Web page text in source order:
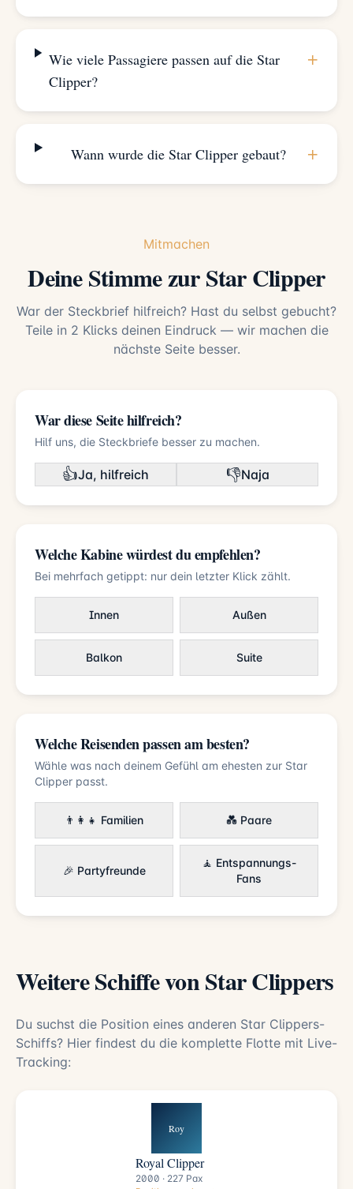
Wie viele Passagiere passen auf die Star
Clipper?
+
Wann wurde die Star Clipper gebaut? +
Mitmachen
Deine Stimme zur Star Clipper
War der Steckbrief hilfreich? Hast du selbst gebucht?
Teile in 2 Klicks deinen Eindruck — wir machen die
nächste Seite besser.
War diese Seite hilfreich?
Hilf uns, die Steckbriefe besser zu machen.
👍Ja, hilfreich 👎Naja
Welche Kabine würdest du empfehlen?
Bei mehrfach getippt: nur dein letzter Klick zählt.
Innen Außen
Balkon Suite
Welche Reisenden passen am besten?
Wähle was nach deinem Gefühl am ehesten zur Star
Clipper passt.
👨‍👩‍👧 Familien 💑 Paare
🎉 Partyfreunde
🧘 Entspannungs-
Fans
Weitere Schiffe von Star Clippers
Du suchst die Position eines anderen Star Clippers-
Schiffs? Hier findest du die komplette Flotte mit Live-
Tracking:
Roy
Royal Clipper
2000 · 227 Pax